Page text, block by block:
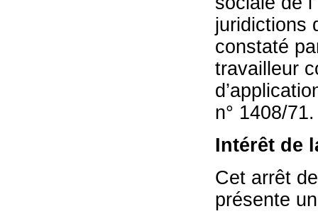
juridictions
constaté
travailleur
n° 1408/71.
Intérêt de
Cet arrêt
présente